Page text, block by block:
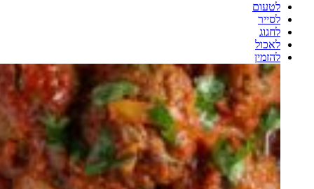
לטעום
לסייר
לחגוג
לאכול
להזמין